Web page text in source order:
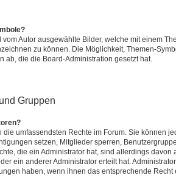
Autor ausgewählte Bilder, welche mit einem
zu können. Die Möglichkeit, Themen-
ab, die die Board-Administration gesetzt hat.
Gruppen
umfassendsten Rechte im Forum. Sie können
setzen, Mitglieder sperren,
die ein Administrator hat, sind allerdings
ein anderer Administrator erteilt hat.
haben, wenn ihnen das entsprechende Recht